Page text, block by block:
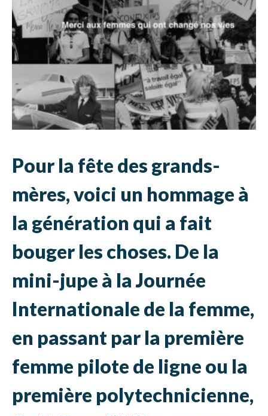
Pour la fête des grands-
mères, voici un hommage à
la génération qui a fait
bouger les choses. De la
mini-jupe à la Journée
Internationale de la femme,
en passant par la première
femme pilote de ligne ou la
première polytechnicienne,